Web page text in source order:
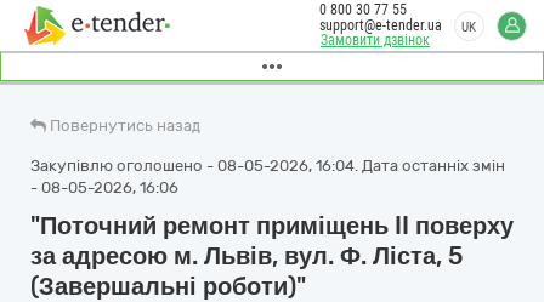
Замовити дзвінок
0 800 30 77 55
support@e-tender.ua
UK
Повернутись назад
Закупівлю оголошено - 08-05-2026, 16:04. Дата останніх змін
- 08-05-2026, 16:06
"Поточний ремонт приміщень II поверху
за адресою м. Львів, вул. Ф. Ліста, 5
(Завершальні роботи)"